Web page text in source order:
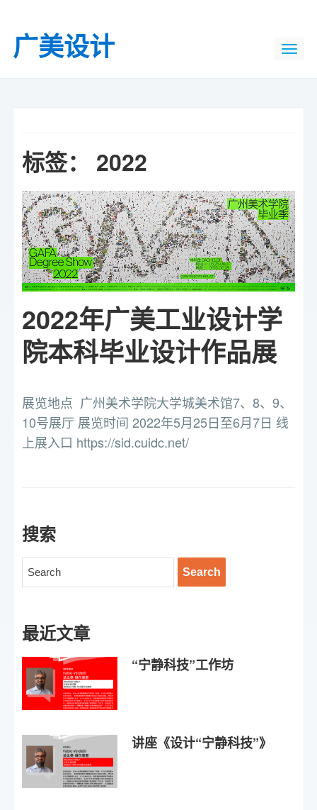
广美设计
标签： 2022
2022年广美工业设计学
院本科毕业设计作品展
展览地点 广州美术学院大学城美术馆7、8、9、
10号展厅 展览时间 2022年5月25日至6月7日 线
上展入口 https://sid.cuidc.net/
搜索
最近文章
“宁静科技”工作坊
讲座《设计“宁静科技”》